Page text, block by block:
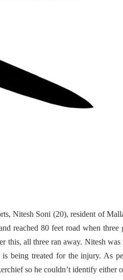
Nitesh Soni (20), resident of
reached 80 feet road when three
this, all three ran away. Nitesh
being treated for the injury. As
so he couldn’t identify either